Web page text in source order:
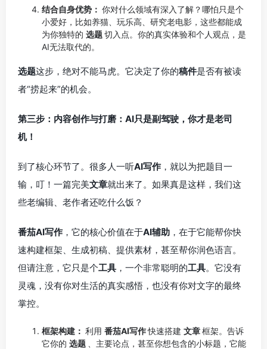
结合自身优势： 你对什么领域有深入了解？哪怕只是个
小爱好，比如养猫、玩乐高、研究老电影，这些都能成
为你独特的 选题切入点。你的真实体验和个人观点，是
AI无法取代的。
选题这步，绝对不能马虎。它决定了你的稿件是否有被读
者“捞起来”的机会。
第三步：内容创作与打磨：AI只是副驾驶，你才是老司
机！
到了核心环节了。很多人一听AI写作 ，就以为把题目一
输，叮！一篇完美文章就出来了。如果真是这样，我们这
些老编辑、老作者还吃什么饭？
番茄AI写作 ，它的核心价值在于AI辅助 ，在于它能帮你快
速构建框架、生成初稿、提供素材，甚至帮你润色语言。
但请注意，它只是个工具 ，一个非常聪明的工具。它没有
灵魂，没有你对生活的真实感悟，也没有你对文字的最终
掌控。
框架构建： 利用 番茄AI写作快速搭建 文章框架。告诉
它你的 选题
、主要论点，甚至你想包含的小标题，它能